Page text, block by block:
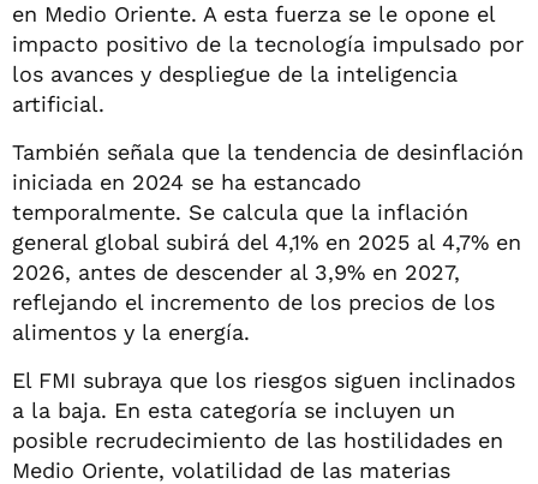
en Medio Oriente. A esta fuerza se le opone el
impacto positivo de la tecnología impulsado por
los avances y despliegue de la inteligencia
artificial.
También señala que la tendencia de desinflación
iniciada en 2024 se ha estancado
temporalmente. Se calcula que la inflación
general global subirá del 4,1% en 2025 al 4,7% en
2026, antes de descender al 3,9% en 2027,
reflejando el incremento de los precios de los
alimentos y la energía.
El FMI subraya que los riesgos siguen inclinados
a la baja. En esta categoría se incluyen un
posible recrudecimiento de las hostilidades en
Medio Oriente, volatilidad de las materias